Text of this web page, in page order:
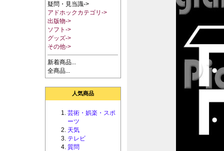
疑問・見当識->
アドホックカテゴリ->
出版物->
ソフト->
グッズ->
その他->
新着商品...
全商品...
人気商品
芸術・娯楽・スポ
ーツ
天気
テレビ
質問